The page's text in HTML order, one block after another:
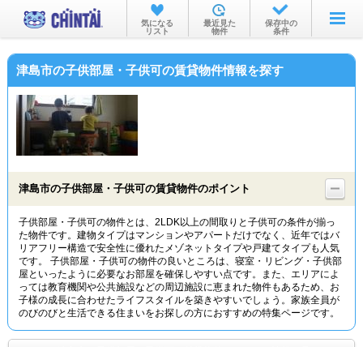
お部屋を探す
沿線・駅から
物件特集から
TOP
気になる
リスト
最近見た
物件
保存中の
条件
津島市の子供部屋・子供可の賃貸物件情報を探す
津島市の子供部屋・子供可の賃貸物件のポイント
子供部屋・子供可の物件とは、2LDK以上の間取りと子供可の条件が揃っ
た物件です。建物タイプはマンションやアパートだけでなく、近年ではバ
リアフリー構造で安全性に優れたメゾネットタイプや戸建てタイプも人気
です。 子供部屋・子供可の物件の良いところは、寝室・リビング・子供部
屋といったように必要なお部屋を確保しやすい点です。また、エリアによ
っては教育機関や公共施設などの周辺施設に恵まれた物件もあるため、お
子様の成長に合わせたライフスタイルを築きやすいでしょう。家族全員が
のびのびと生活できる住まいをお探しの方におすすめの特集ページです。